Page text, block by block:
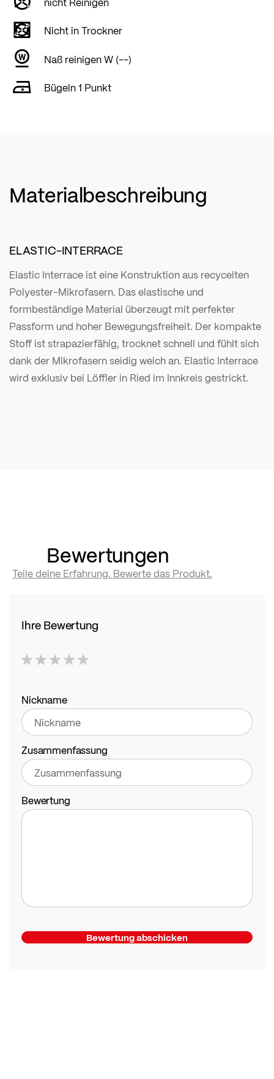
Nicht in Trockner
Naß reinigen W (--)
Bügeln 1 Punkt
Materialbeschreibung
ELASTIC-INTERRACE
Elastic Interrace ist eine Konstruktion aus recycelten
Polyester-Mikrofasern. Das elastische und
formbeständige Material überzeugt mit perfekter
Passform und hoher Bewegungsfreiheit. Der kompakte
Stoff ist strapazierfähig, trocknet schnell und fühlt sich
dank der Mikrofasern seidig weich an. Elastic Interrace
wird exklusiv bei Löffler in Ried im Innkreis gestrickt.
Bewertungen
Teile deine Erfahrung. Bewerte das Produkt.
Ihre Bewertung
star
stars
stars
stars
stars
Nickname
Zusammenfassung
Bewertung
Bewertung abschicken